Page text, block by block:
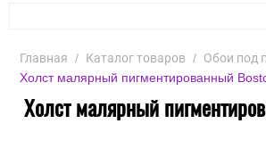
Главная / Каталог товаров / Обои под
Холст малярный пигментированный
Холст малярный